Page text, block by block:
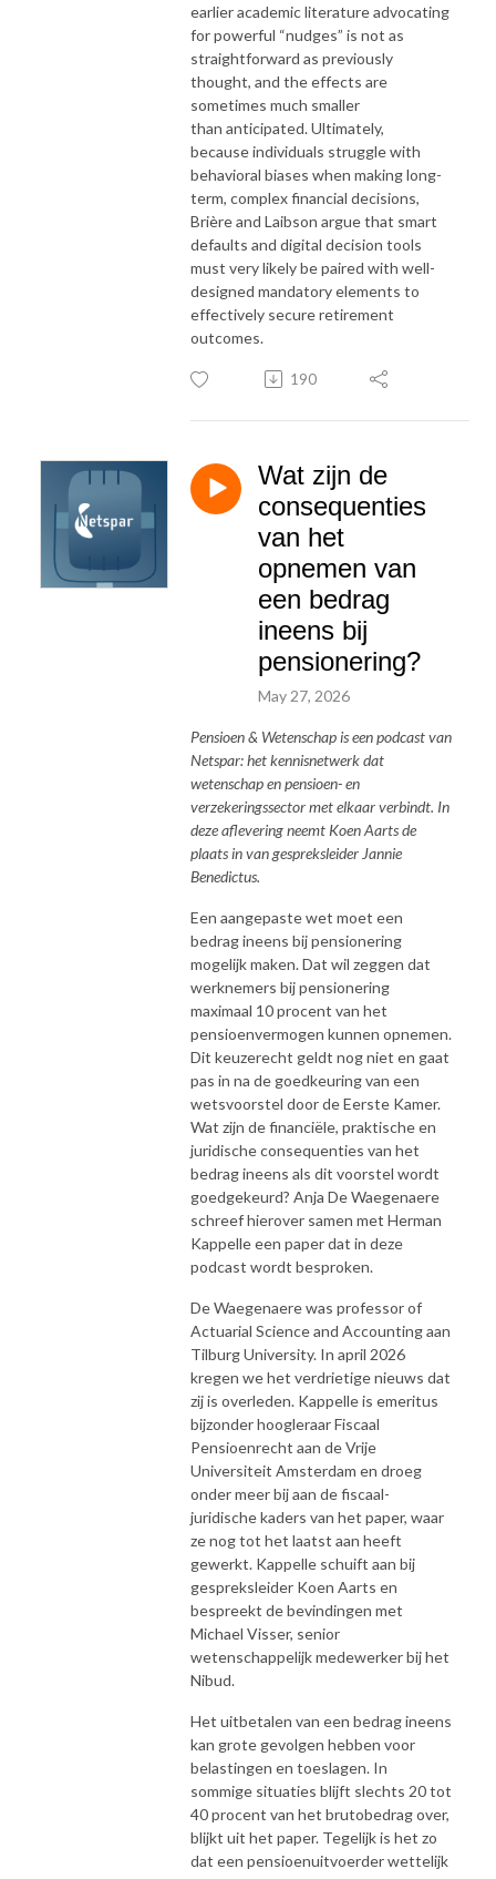
earlier academic literature advocating
for powerful “nudges” is not as
straightforward as previously
thought, and the effects are
sometimes much smaller
than anticipated. Ultimately,
because individuals struggle with
behavioral biases when making long-
term, complex financial decisions,
Brière and Laibson argue that smart
defaults and digital decision tools
must very likely be paired with well-
designed mandatory elements to
effectively secure retirement
outcomes.
190
Wat zijn de
consequenties
van het
opnemen van
een bedrag
ineens bij
pensionering?
May 27, 2026
Pensioen & Wetenschap is een podcast van
Netspar: het kennisnetwerk dat
wetenschap en pensioen- en
verzekeringssector met elkaar verbindt. In
deze aflevering neemt Koen Aarts de
plaats in van gespreksleider Jannie
Benedictus.
Een aangepaste wet moet een
bedrag ineens bij pensionering
mogelijk maken. Dat wil zeggen dat
werknemers bij pensionering
maximaal 10 procent van het
pensioenvermogen kunnen opnemen.
Dit keuzerecht geldt nog niet en gaat
pas in na de goedkeuring van een
wetsvoorstel door de Eerste Kamer.
Wat zijn de financiële, praktische en
juridische consequenties van het
bedrag ineens als dit voorstel wordt
goedgekeurd? Anja De Waegenaere
schreef hierover samen met Herman
Kappelle een paper dat in deze
podcast wordt besproken.
De Waegenaere was professor of
Actuarial Science and Accounting aan
Tilburg University. In april 2026
kregen we het verdrietige nieuws dat
zij is overleden. Kappelle is emeritus
bijzonder hoogleraar Fiscaal
Pensioenrecht aan de Vrije
Universiteit Amsterdam en droeg
onder meer bij aan de fiscaal-
juridische kaders van het paper, waar
ze nog tot het laatst aan heeft
gewerkt. Kappelle schuift aan bij
gespreksleider Koen Aarts en
bespreekt de bevindingen met
Michael Visser, senior
wetenschappelijk medewerker bij het
Nibud.
Het uitbetalen van een bedrag ineens
kan grote gevolgen hebben voor
belastingen en toeslagen. In
sommige situaties blijft slechts 20 tot
40 procent van het brutobedrag over,
blijkt uit het paper. Tegelijk is het zo
dat een pensioenuitvoerder wettelijk